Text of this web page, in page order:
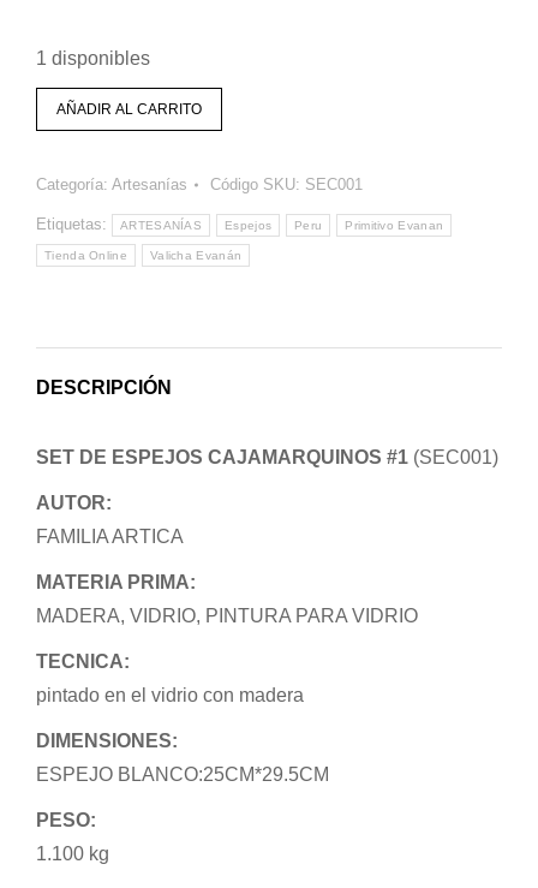
1 disponibles
AÑADIR AL CARRITO
Categoría: Artesanías Código SKU: SEC001
Etiquetas: ARTESANÍAS Espejos Peru Primitivo Evanan
Tienda Online Valicha Evanán
DESCRIPCIÓN
SET DE ESPEJOS CAJAMARQUINOS #1 (SEC001)
AUTOR:
FAMILIA ARTICA
MATERIA PRIMA:
MADERA, VIDRIO, PINTURA PARA VIDRIO
TECNICA:
pintado en el vidrio con madera
DIMENSIONES:
ESPEJO BLANCO:25CM*29.5CM
PESO:
1.100 kg